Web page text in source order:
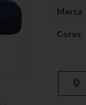
Marca
Cores